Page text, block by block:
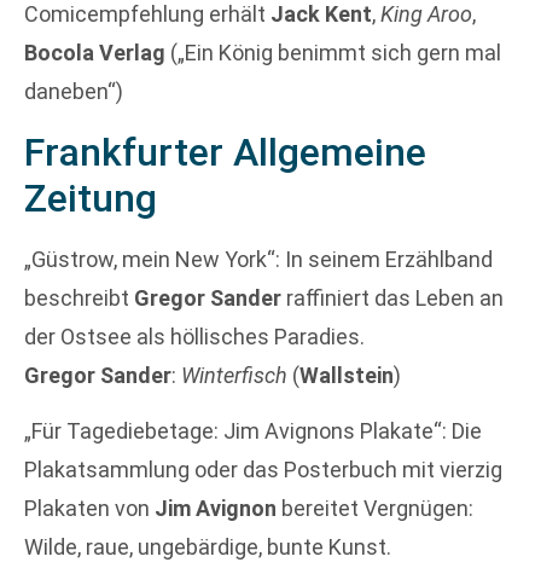
Comicempfehlung erhält Jack Kent,King Aroo,
Bocola Verlag („Ein König benimmt sich gern mal
daneben“)
Frankfurter Allgemeine
Zeitung
„Güstrow, mein New York“: In seinem Erzählband
beschreibt Gregor Sander raffiniert das Leben an
der Ostsee als höllisches Paradies.
Gregor Sander: Winterfisch (Wallstein)
„Für Tagediebetage: Jim Avignons Plakate“: Die
Plakatsammlung oder das Posterbuch mit vierzig
Plakaten von Jim Avignon bereitet Vergnügen:
Wilde, raue, ungebärdige, bunte Kunst.